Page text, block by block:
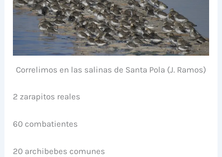
Correlimos en las salinas de Santa Pola (J. Ramos)
2 zarapitos reales
60 combatientes
20 archibebes comunes